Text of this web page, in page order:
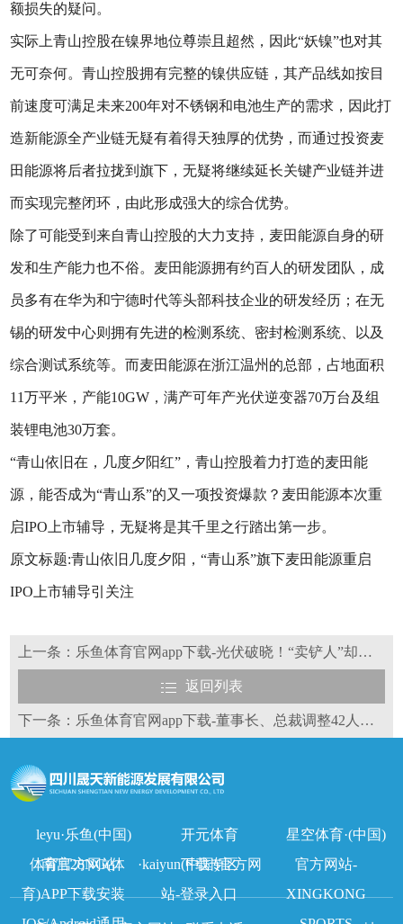
额损失的疑问。
实际上青山控股在镍界地位尊崇且超然，因此“妖镍”也对其
无可奈何。青山控股拥有完整的镍供应链，其产品线如按目
前速度可满足未来200年对不锈钢和电池生产的需求，因此打
造新能源全产业链无疑有着得天独厚的优势，而通过投资麦
田能源将后者拉拢到旗下，无疑将继续延长关键产业链并进
而实现完整闭环，由此形成强大的综合优势。
除了可能受到来自青山控股的大力支持，麦田能源自身的研
发和生产能力也不俗。麦田能源拥有约百人的研发团队，成
员多有在华为和宁德时代等头部科技企业的研发经历；在无
锡的研发中心则拥有先进的检测系统、密封检测系统、以及
综合测试系统等。而麦田能源在浙江温州的总部，占地面积
11万平米，产能10GW，满产可年产光伏逆变器70万台及组
装锂电池30万套。
“青山依旧在，几度夕阳红”，青山控股着力打造的麦田能
源，能否成为“青山系”的又一项投资爆款？麦田能源本次重
启IPO上市辅导，无疑将是其千里之行踏出第一步。
原文标题:青山依旧几度夕阳，“青山系”旗下麦田能源重启
IPO上市辅导引关注
上一条：乐鱼体育官网app下载-光伏破晓！“卖铲人”却提前进入极寒？
返回列表
下一条：乐鱼体育官网app下载-董事长、总裁调整42人次，2024光伏人事调整调整详情！
leyu·乐鱼(中国)
体育官方网站
开元体育
·kaiyun(中国)官方网
站-登录入口
星空体育·(中国)
官方网站-
XINGKONG
南宫28NG(体
育)APP下载安装
下载专区